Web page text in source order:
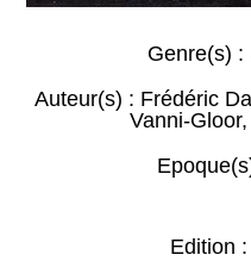
Genre(s) :
Auteur(s) : Frédéric
Vanni-Gloor,
Edition